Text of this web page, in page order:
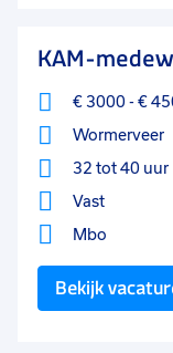
KAM-
€ 3000- €
Wormerveer
32 tot 40 uur
Vast
Mbo
Bekijk